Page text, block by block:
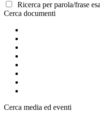
Ricerca per parola/frase
Cerca documenti
Cerca media ed eventi